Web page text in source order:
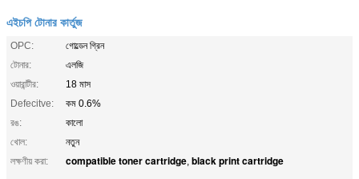
এইচপি টোনার কার্তুজ
OPC:
গোল্ডেন গ্রিন
টোনার:
এলজি
ওয়ারান্টীর:
18 মাস
Defecitve:
কম 0.6%
রঙ:
কালো
খোল:
নতুন
লক্ষণীয় করা:
compatible toner cartridge, black print cartridge